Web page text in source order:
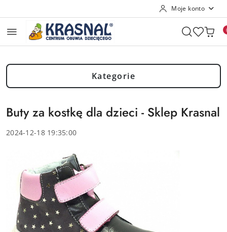
Moje konto
Kategorie
Buty za kostkę dla dzieci - Sklep Krasnal
2024-12-18 19:35:00